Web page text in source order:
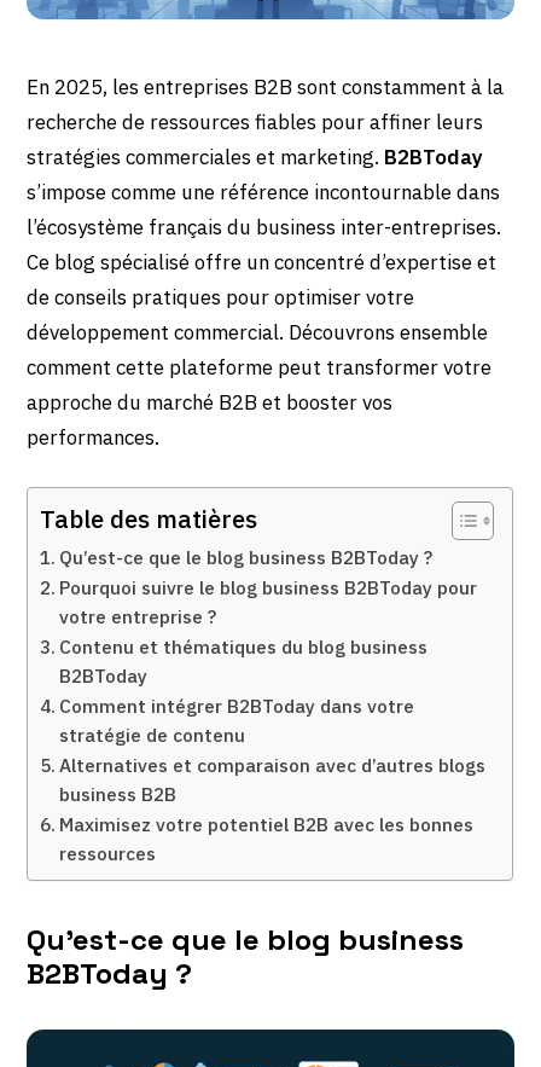
En 2025, les entreprises B2B sont constamment à la
recherche de ressources fiables pour affiner leurs
stratégies commerciales et marketing. B2BToday
s’impose comme une référence incontournable dans
l’écosystème français du business inter-entreprises.
Ce blog spécialisé offre un concentré d’expertise et
de conseils pratiques pour optimiser votre
développement commercial. Découvrons ensemble
comment cette plateforme peut transformer votre
approche du marché B2B et booster vos
performances.
Table des matières
Qu’est-ce que le blog business B2BToday ?
Pourquoi suivre le blog business B2BToday pour
votre entreprise ?
Contenu et thématiques du blog business
B2BToday
Comment intégrer B2BToday dans votre
stratégie de contenu
Alternatives et comparaison avec d’autres blogs
business B2B
Maximisez votre potentiel B2B avec les bonnes
ressources
Qu’est-ce que le blog business
B2BToday ?